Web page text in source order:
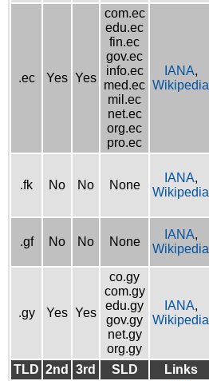
.ec Yes Yes
com.ec
edu.ec
fin.ec
gov.ec
info.ec
med.ec
mil.ec
net.ec
org.ec
pro.ec
IANA,
Wikipedia
.fk No No None
IANA,
Wikipedia
.gf No No None
IANA,
Wikipedia
.gy Yes Yes
co.gy
com.gy
edu.gy
gov.gy
net.gy
org.gy
IANA,
Wikipedia
TLD 2nd 3rd SLD Links